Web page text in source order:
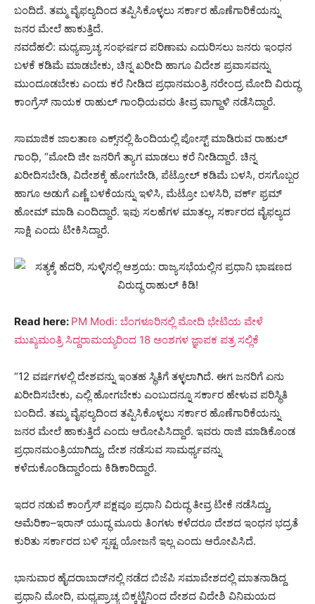
ಬಂದಿದೆ. ತಮ್ಮ ವೈಫಲ್ಯದಿಂದ ತಪ್ಪಿಸಿಕೊಳ್ಳಲು ಸರ್ಕಾರ ಹೊಣೆಗಾರಿಕೆಯನ್ನು
ಜನರ ಮೇಲೆ ಹಾಕುತ್ತಿದೆ.
ನವದೆಹಲಿ: ಮಧ್ಯಪ್ರಾಚ್ಯ ಸಂಘರ್ಷದ ಪರಿಣಾಮ ಎದುರಿಸಲು ಜನರು ಇಂಧನ
ಬಳಕೆ ಕಡಿಮೆ ಮಾಡಬೇಕು, ಚಿನ್ನ ಖರೀದಿ ಹಾಗೂ ವಿದೇಶ ಪ್ರವಾಸವನ್ನು
ಮುಂದೂಡಬೇಕು ಎಂದು ಕರೆ ನೀಡಿದ ಪ್ರಧಾನಮಂತ್ರಿ ನರೇಂದ್ರ ಮೋದಿ ವಿರುದ್ಧ
ಕಾಂಗ್ರೆಸ್ ನಾಯಕ ರಾಹುಲ್ ಗಾಂಧಿಯವರು ತೀವ್ರ ವಾಗ್ದಾಳಿ ನಡೆಸಿದ್ದಾರೆ.
ಸಾಮಾಜಿಕ ಜಾಲತಾಣ ಎಕ್ಸ್‌ನಲ್ಲಿ ಹಿಂದಿಯಲ್ಲಿ ಪೋಸ್ಟ್ ಮಾಡಿರುವ ರಾಹುಲ್
ಗಾಂಧಿ, “ಮೋದಿ ಜೀ ಜನರಿಗೆ ತ್ಯಾಗ ಮಾಡಲು ಕರೆ ನೀಡಿದ್ದಾರೆ. ಚಿನ್ನ
ಖರೀದಿಸಬೇಡಿ, ವಿದೇಶಕ್ಕೆ ಹೋಗಬೇಡಿ, ಪೆಟ್ರೋಲ್ ಕಡಿಮೆ ಬಳಸಿ, ರಸಗೊಬ್ಬರ
ಹಾಗೂ ಅಡುಗೆ ಎಣ್ಣೆ ಬಳಕೆಯನ್ನು ಇಳಿಸಿ, ಮೆಟ್ರೋ ಬಳಸಿರಿ, ವರ್ಕ್ ಫ್ರಮ್
ಹೋಮ್ ಮಾಡಿ ಎಂದಿದ್ದಾರೆ. ಇವು ಸಲಹೆಗಳ ಮಾತಲ್ಲ, ಸರ್ಕಾರದ ವೈಫಲ್ಯದ
ಸಾಕ್ಷಿ ಎಂದು ಟೀಕಿಸಿದ್ದಾರೆ.
Read here: PM Modi: ಬೆಂಗಳೂರಿನಲ್ಲಿ ಮೋದಿ ಭೇಟಿಯ ವೇಳೆ
ಮುಖ್ಯಮಂತ್ರಿ ಸಿದ್ದರಾಮಯ್ಯರಿಂದ 18 ಅಂಶಗಳ ಜ್ಞಾಪಕ ಪತ್ರ ಸಲ್ಲಿಕೆ
“12 ವರ್ಷಗಳಲ್ಲಿ ದೇಶವನ್ನು ಇಂತಹ ಸ್ಥಿತಿಗೆ ತಳ್ಳಲಾಗಿದೆ. ಈಗ ಜನರಿಗೆ ಏನು
ಖರೀದಿಸಬೇಕು, ಎಲ್ಲಿ ಹೋಗಬೇಕು ಎಂಬುದನ್ನೂ ಸರ್ಕಾರ ಹೇಳುವ ಪರಿಸ್ಥಿತಿ
ಬಂದಿದೆ. ತಮ್ಮ ವೈಫಲ್ಯದಿಂದ ತಪ್ಪಿಸಿಕೊಳ್ಳಲು ಸರ್ಕಾರ ಹೊಣೆಗಾರಿಕೆಯನ್ನು
ಜನರ ಮೇಲೆ ಹಾಕುತ್ತಿದೆ ಎಂದು ಆರೋಪಿಸಿದ್ದಾರೆ. ಇವರು ರಾಜಿ ಮಾಡಿಕೊಂಡ
ಪ್ರಧಾನಮಂತ್ರಿಯಾಗಿದ್ದು, ದೇಶ ನಡೆಸುವ ಸಾಮರ್ಥ್ಯವನ್ನು
ಕಳೆದುಕೊಂಡಿದ್ದಾರೆಂದು ಕಿಡಿಕಾರಿದ್ದಾರೆ.
ಇದರ ನಡುವೆ ಕಾಂಗ್ರೆಸ್ ಪಕ್ಷವೂ ಪ್ರಧಾನಿ ವಿರುದ್ಧ ತೀವ್ರ ಟೀಕೆ ನಡೆಸಿದ್ದು,
ಅಮೆರಿಕಾ–ಇರಾನ್ ಯುದ್ಧ ಮೂರು ತಿಂಗಳು ಕಳೆದರೂ ದೇಶದ ಇಂಧನ ಭದ್ರತೆ
ಕುರಿತು ಸರ್ಕಾರದ ಬಳಿ ಸ್ಪಷ್ಟ ಯೋಜನೆ ಇಲ್ಲ ಎಂದು ಆರೋಪಿಸಿದೆ.
ಭಾನುವಾರ ಹೈದರಾಬಾದ್‌ನಲ್ಲಿ ನಡೆದ ಬಿಜೆಪಿ ಸಮಾವೇಶದಲ್ಲಿ ಮಾತನಾಡಿದ್ದ
ಪ್ರಧಾನಿ ಮೋದಿ, ಮಧ್ಯಪ್ರಾಚ್ಯ ಬಿಕ್ಕಟ್ಟಿನಿಂದ ದೇಶದ ವಿದೇಶಿ ವಿನಿಮಯದ